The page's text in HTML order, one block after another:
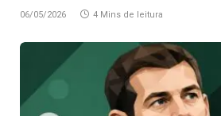
06/05/2026 4 Mins de leitura